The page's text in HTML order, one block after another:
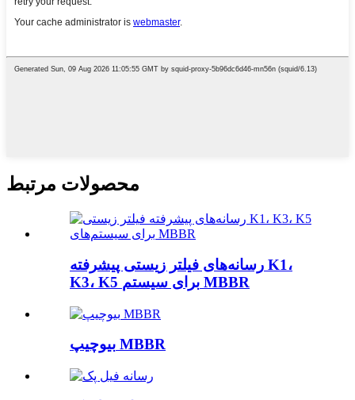
محصولات مرتبط
رسانه‌های فیلتر زیستی پیشرفته K1،
K3، K5 برای سیستم MBBR
بیوچیپ MBBR